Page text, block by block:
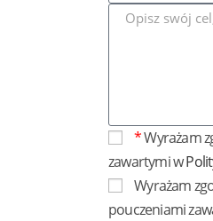
*Wyrażam
zawartymi w
Wyrażam
pouczeniami